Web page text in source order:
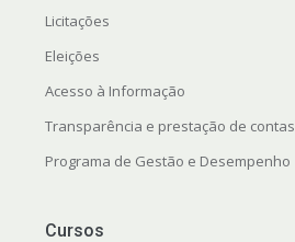
Licitações
Eleições
Acesso à Informação
Transparência e prestação de contas
Programa de Gestão e Desempenho
Cursos